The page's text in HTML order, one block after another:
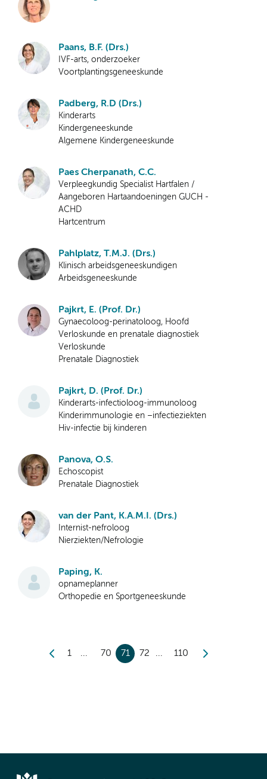
Paans, B.F. (Drs.)
IVF-arts, onderzoeker
Voortplantingsgeneeskunde
Padberg, R.D (Drs.)
Kinderarts
Kindergeneeskunde
Algemene Kindergeneeskunde
Paes Cherpanath, C.C.
Verpleegkundig Specialist Hartfalen /
Aangeboren Hartaandoeningen GUCH -
ACHD
Hartcentrum
Pahlplatz, T.M.J. (Drs.)
Klinisch arbeidsgeneeskundigen
Arbeidsgeneeskunde
Pajkrt, E. (Prof. Dr.)
Gynaecoloog-perinatoloog, Hoofd
Verloskunde en prenatale diagnostiek
Verloskunde
Prenatale Diagnostiek
Pajkrt, D. (Prof. Dr.)
Kinderarts-infectioloog-immunoloog
Kinderimmunologie en –infectieziekten
Hiv-infectie bij kinderen
Panova, O.S.
Echoscopist
Prenatale Diagnostiek
van der Pant, K.A.M.I. (Drs.)
Internist-nefroloog
Nierziekten/Nefrologie
Paping, K.
opnameplanner
Orthopedie en Sportgeneeskunde
1 70 71 72 110